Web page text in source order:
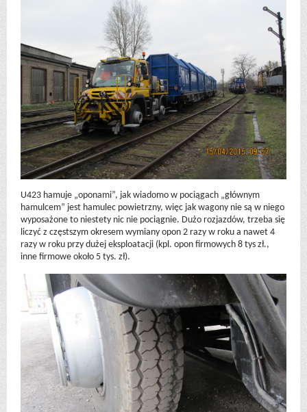
U423 hamuje „oponami”, jak wiadomo w pociągach „głównym
hamulcem” jest hamulec powietrzny, więc jak wagony nie są w niego
wyposażone to niestety nic nie pociągnie. Dużo rozjazdów, trzeba się
liczyć z częstszym okresem wymiany opon 2 razy w roku a nawet 4
razy w roku przy dużej eksploatacji (kpl. opon firmowych 8 tys zł.,
inne firmowe około 5 tys. zł).